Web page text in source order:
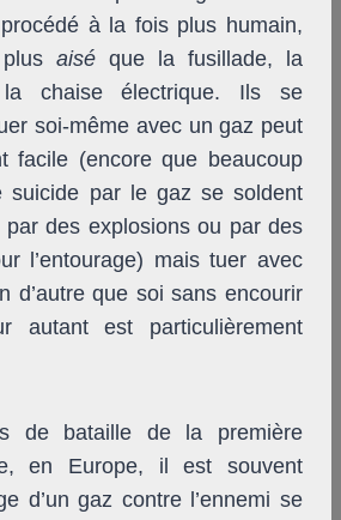
à la fois plus humain,
aisé que la fusillade, la
chaise électrique. Ils se
soi-même avec un gaz peut
facile (encore que beaucoup
suicide par le gaz se soldent
des explosions ou par des
l’entourage) mais tuer avec
d’autre que soi sans encourir
autant est particulièrement
de bataille de la première
en Europe, il est souvent
d’un gaz contre l’ennemi se